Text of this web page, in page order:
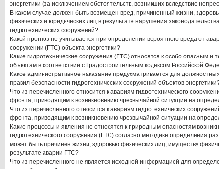
энергетики (за исключением обстоятельств, возникших вследствие
В каком случае должен быть возмещен вред, причиненный жизни,
физических и юридических лиц в результате нарушения
гидротехнических сооружений?
Какой прогноз не учитывается при определении вероятного вреда от
сооружении (ГТС) объекта энергетики?
Какие гидротехнические сооружения (ГТС) относятся к особо опасным и
объектам в соответствии с Градостроительным кодексом Российской
Какое административное наказание предусматривается для
правил безопасности гидротехнических сооружений объектов
Что из перечисленного относится к авариям гидротехнического
фронта, приводящим к возникновению чрезвычайной ситуации на
Что из перечисленного относится к авариям гидротехнических
фронта, приводящим к возникновению чрезвычайной ситуации на
Какие процессы и явления не относятся к природным опасностям
гидротехнического сооружения (ГТС) согласно методике определения
может быть причинен жизни, здоровью физических лиц, имуществу
результате аварии ГТС?
Что из перечисленного не является исходной информацией для